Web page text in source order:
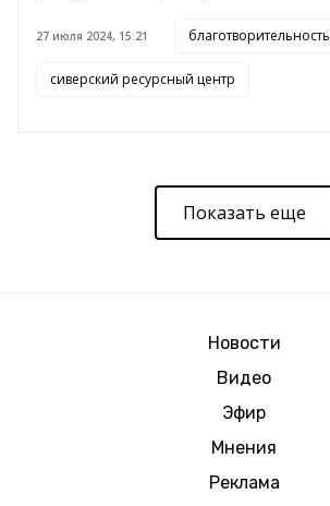
27 июля 2024, 15:21 благотворительность
сиверский ресурсный центр
Показать еще
Новости
Видео
Эфир
Мнения
Реклама